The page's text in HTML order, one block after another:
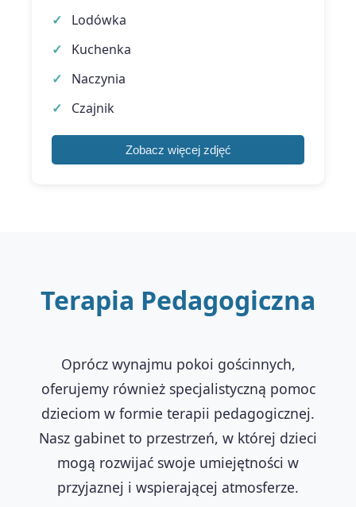
Lodówka
Kuchenka
Naczynia
Czajnik
Zobacz więcej zdjęć
Terapia Pedagogiczna
Oprócz wynajmu pokoi gościnnych,
oferujemy również specjalistyczną pomoc
dzieciom w formie terapii pedagogicznej.
Nasz gabinet to przestrzeń, w której dzieci
mogą rozwijać swoje umiejętności w
przyjaznej i wspierającej atmosferze.